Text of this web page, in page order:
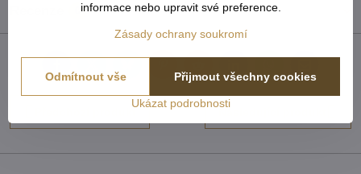
FacebookTwitter Pinterest LinkedIn
mail
informace nebo upravit své preference.
Zásady ochrany soukromí
Ukázat podrobnosti
Přijmout všechny cookies
Odmítnout vše